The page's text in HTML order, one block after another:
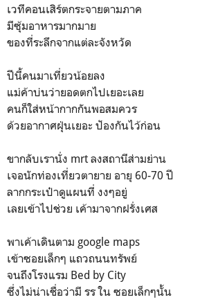
เวทีคอนเสิร์ตกระจายตามภาค
มีซุ้มอาหารมากมาย
ของที่ระลึกจากแต่ละจังหวัด
ปีนี้คนมาเที่ยวน้อยลง
แม่ค้าบ่นว่ายอดตกไปเยอะเลย
คนก็ใส่หน้ากากกันพอสมควร
ด้วยอากาศฝุ่นเยอะ ปัองกันไว้ก่อน
ขากลับเรานั่ง mrt ลงสถานีส่ามย่าน
เจอนักท่องเที่ยวตายาย อายุ 60-70 ปี
ลากกระเป๋าดูแผนที่ งงๆอยู่
เลยเข้าไปช่วย เค้ามาจากฝรั่งเศส
พาเค้าเดินตาม google maps
เข้าซอยเล็กๆ แถวถนนทรัพย์
จนถึงโรงแรม Bed by City
ซึ่งไม่น่าเชื่อว่ามี รร ใน ซอยเล็กๆนั้น